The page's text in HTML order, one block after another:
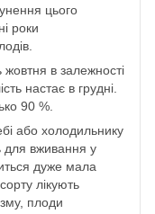
цього
роки
в залежності
настає в грудні.
90 %.
або холодильнику
для вживання у
дуже мала
лікують
плоди